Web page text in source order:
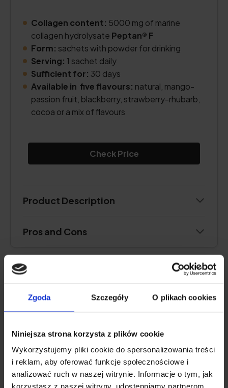
Zgoda Szczegóły O plikach cookies
Niniejsza strona korzysta z plików cookie
Wykorzystujemy pliki cookie do spersonalizowania treści
i reklam, aby oferować funkcje społecznościowe i
analizować ruch w naszej witrynie. Informacje o tym, jak
korzystasz z naszej witryny, udostępniamy partnerom
Collagen content: 5000 mg of marine
collagen hydrolysate Peptan® F
Form: sachets with powder for drinking
Serving: 1 sachet daily
Sufficient for: 30 days
Available in five flavours: natural, mango-
passion fruit, blackberry, strawberry-rhubarb,
cocoa or a mix of flavours
Check Price
Product Description
Pros and Cons
Natu.Care Prémium Kollagén 5000